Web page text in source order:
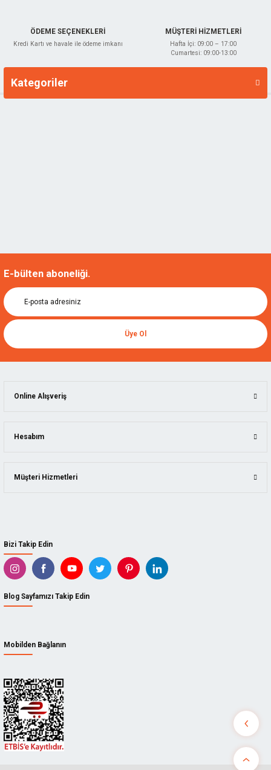
ÖDEME SEÇENEKLERİ
Kredi Kartı ve havale ile ödeme imkanı
MÜŞTERİ HİZMETLERİ
Hafta İçi: 09:00 – 17:00
Cumartesi: 09:00-13:00
Kategoriler
Markalar
E-bülten aboneliği.
Üye Ol
Bizi Takip Edin
Blog Sayfamızı Takip Edin
Mobilden Bağlanın
Online Alışveriş
Hesabım
Müşteri Hizmetleri